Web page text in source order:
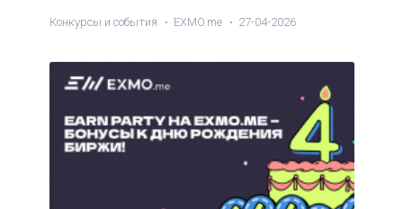
Конкурсы и события EXMO.me 27-04-2026